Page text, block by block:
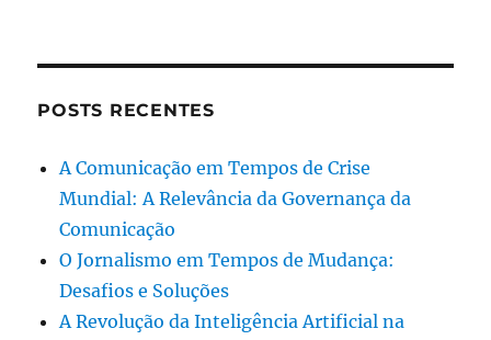
POSTS RECENTES
A Comunicação em Tempos de Crise
Mundial: A Relevância da Governança da
Comunicação
O Jornalismo em Tempos de Mudança:
Desafios e Soluções
A Revolução da Inteligência Artificial na